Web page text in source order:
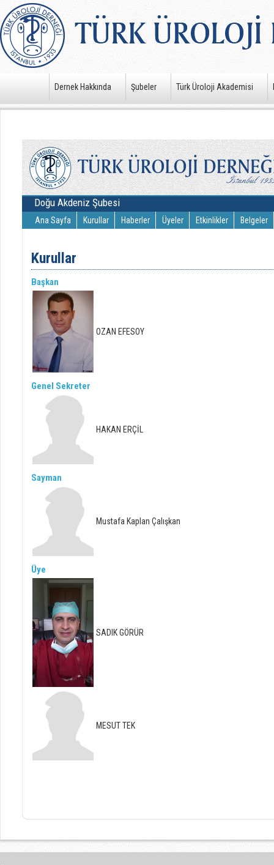
Dernek Hakkında Şubeler Türk Üroloji Akademisi
Doğu Akdeniz Şubesi
Ana Sayfa Kurullar Haberler Üyeler Etkinlikler Belgeler
Kurullar
Başkan
OZAN EFESOY
Genel Sekreter
HAKAN ERÇİL
Sayman
Mustafa Kaplan Çalışkan
Üye
SADIK GÖRÜR
MESUT TEK